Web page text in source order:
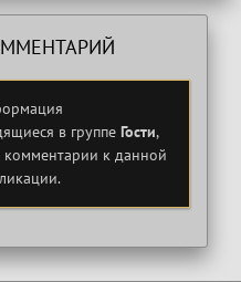
в группе Гости,
комментарии к данной